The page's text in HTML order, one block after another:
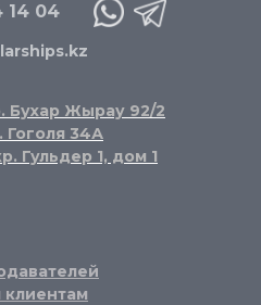
14 04
Бухар Жырау 92/2
Гоголя 34А
Гульдер 1, дом 1